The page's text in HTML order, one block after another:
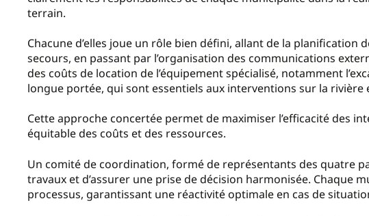
terrain.
Chacune d’elles joue un rôle bien défini, allant de la planification
secours, en passant par l’organisation des communications
des coûts de location de l’équipement spécialisé, notamment
longue portée, qui sont essentiels aux interventions sur la rivière
Cette approche concertée permet de maximiser l’efficacité des
équitable des coûts et des ressources.
Un comité de coordination, formé de représentants des quatre
travaux et d’assurer une prise de décision harmonisée. Chaque
processus, garantissant une réactivité optimale en cas de